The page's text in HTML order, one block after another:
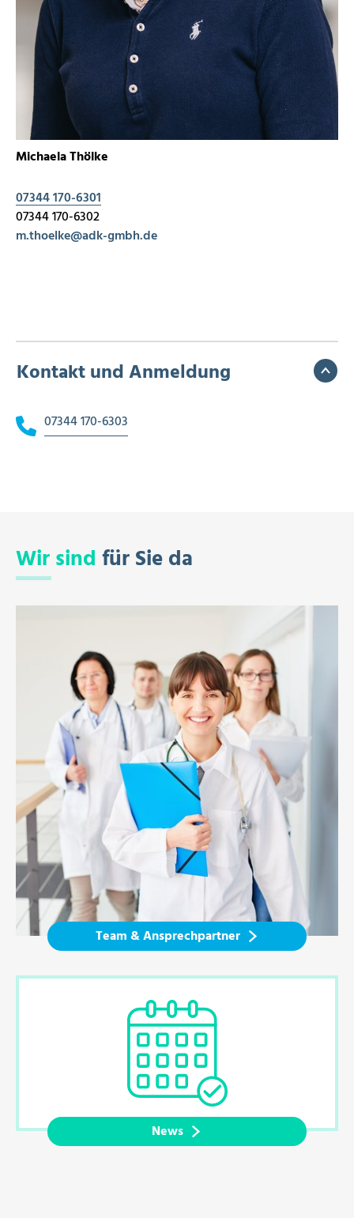
Michaela Thölke
07344 170-6301
07344 170-6302
m.thoelke@adk-gmbh.de
Kontakt und Anmeldung
07344 170-6303
Wir sind für Sie da
Team & Ansprechpartner
News